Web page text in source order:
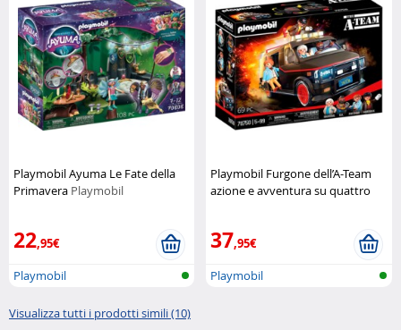
Playmobil Ayuma Le Fate della
Primavera Playmobil
22,95€
Playmobil
Playmobil Furgone dell’A-Team
azione e avventura su quattro
37,95€
Playmobil
Visualizza tutti i prodotti simili (10)